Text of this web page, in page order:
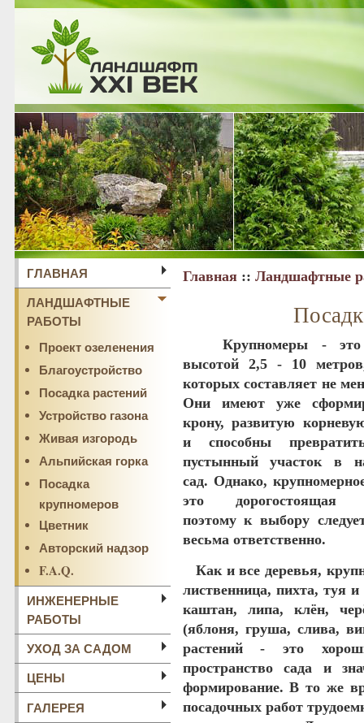
ГЛАВНАЯ
ЛАНДШАФТНЫЕ
РАБОТЫ
Проект озеленения
Благоустройство
Посадка растений
Устройство газона
Живая изгородь
Альпийская горка
Посадка
крупномеров
Цветник
Авторский надзор
F.A.Q.
ИНЖЕНЕРНЫЕ
РАБОТЫ
УХОД ЗА САДОМ
ЦЕНЫ
ГАЛЕРЕЯ
Главная:: Ландшафтные
Крупномеры -
высотой 2,5 - 10
которых составляет не
Они имеют уже
крону, развитую
и способны
пустынный участок в
сад. Однако,
это дорогостоящая
поэтому к выбору
весьма ответственно.
Как и все деревья,
лиственница, пихта, туя
каштан, липа, клён,
(яблоня, груша, слива,
растений - это
пространство сада и
формирование. В то же
посадочных работ